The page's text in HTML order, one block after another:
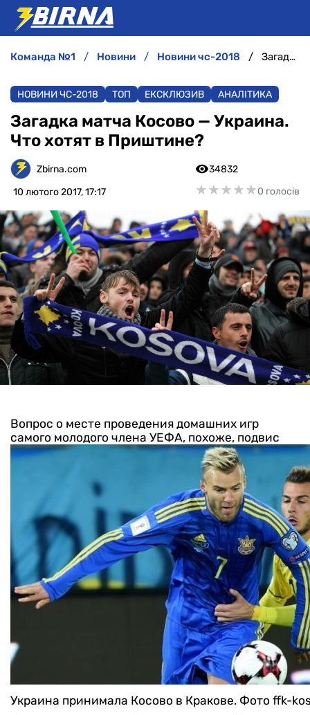
АНАЛІТИКА
ІНТЕРВ'Ю
РІЗНЕ
БУКМЕКЕРИ
команда №1 новини новини чс-2018 Загадка матча Косово — Украина. Что хотят в Приштине?
НОВИНИ ЧС-2018 ТОП ЕКСКЛЮЗИВ АНАЛІТИКА
Загадка матча Косово — Украина.
Что хотят в Приштине?
Zbirna.com
10 лютого 2017, 17:17
34832
★★★★★
★★★★★0 голосів
Вопрос о месте проведения домашних игр
самого молодого члена УЕФА, похоже, подвис
Украина принимала Косово в Кракове. Фото ffk-